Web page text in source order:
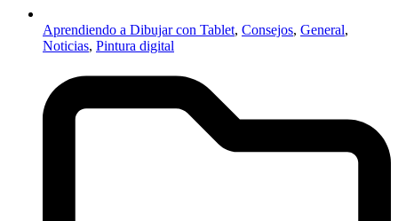
Aprendiendo a Dibujar con Tablet, Consejos, General,
Noticias, Pintura digital